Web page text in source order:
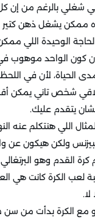
شغلي بالرغم من إن كل
ممكن يشغل ذهن كتير
الوحيدة اللي
إن كون الواحد
الحياة، لأن في
شخص تاني يمكن
يتقدم عليك.
اللي هنتكلم عنه
ولكن هيكون عن
القدم وهو البرتغالي
الكرة كانت هي
لا.
مع الكرة بدأت من سن